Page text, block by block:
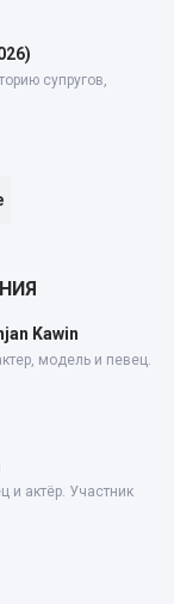
супругов,
Kawin
модель и певец.
и актёр. Участник